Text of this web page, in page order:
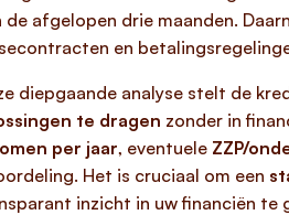
de afgelopen drie maanden.
en
diepgaande analyse stelt de
te dragen zonder in
per jaar, eventuele ZZP/
Het is cruciaal om een
inzicht in uw financiën te